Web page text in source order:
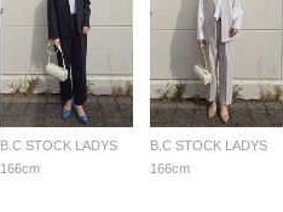
B.C STOCK LADYS
166cm
B.C STOCK LADYS
166cm